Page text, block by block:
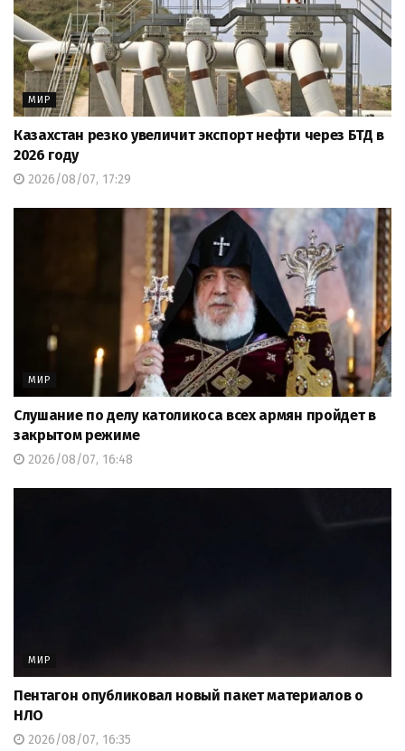
МИР
Казахстан резко увеличит экспорт нефти через БТД в
2026 году
2026/08/07, 17:29
МИР
Слушание по делу католикоса всех армян пройдет в
закрытом режиме
2026/08/07, 16:48
МИР
Пентагон опубликовал новый пакет материалов о
НЛО
2026/08/07, 16:35